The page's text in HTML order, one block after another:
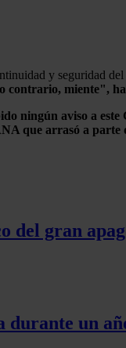
y seguridad
contrario, miente",
ningún aviso a este
que arrasó a parte
del gran
durante un